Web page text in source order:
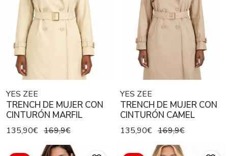
YES ZEE
TRENCH DE MUJER CON
CINTURÓN MARFIL
135,90€ 169,9€
YES ZEE
TRENCH DE MUJER CON
CINTURÓN CAMEL
135,90€ 169,9€